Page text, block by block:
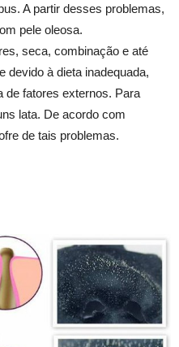
A partir desses problemas,
pele oleosa.
seca, combinação e até
devido à dieta inadequada,
de fatores externos. Para
lata. De acordo com
de tais problemas.